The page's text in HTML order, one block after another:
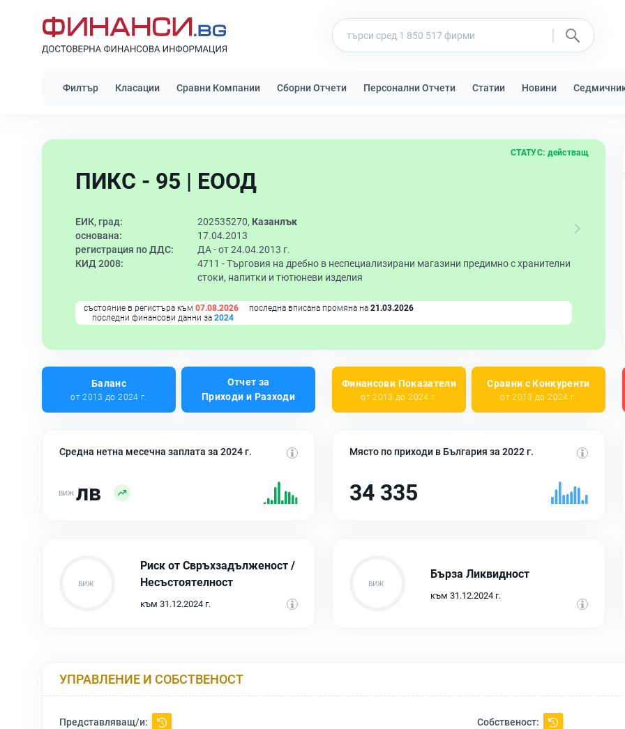
Филтър Класации Сравни Компании Сборни Отчети Персонални Отчети Статии Новини
ПИКС - 95 | ЕООД
СТАТУС: действащ
ЕИК, град: 202535270, Казанлък
основана:
17.04.2013
регистрация по ДДС:
ДА - от 24.04.2013 г.
КИД 2008:
4711 -Търговия на дребно в неспециализирани магазини предимно с хранителни
стоки, напитки и тютюневи изделия
състояние в регистъра към 07.08.2026 последна вписана промяна на 21.03.2026
последни финансови данни за 2024
Баланс
от 2013 до 2024 г.
Отчет за
Приходи и Разходи
Финансови Показатели
от 2013 до 2024 г.
Сравни с Конкуренти
от 2013 до 2024 г.
Средна нетна месечна заплата за 2024 г.
лв
Място по приходи в България за 2022 г.
34 335
Риск от Свръхзадълженост /
Несъстоятелност
към 31.12.2024 г.
Бърза Ликвидност
към 31.12.2024 г.
УПРАВЛЕНИЕ И СОБСТВЕНОСТ
Представляващ/и: Собственост: